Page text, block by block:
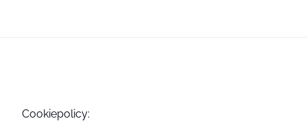
Cookiepolicy: